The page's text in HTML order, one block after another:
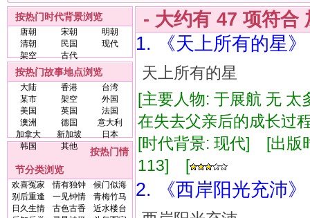
按热门时代背景浏览
唐朝 宋朝
明朝
清朝
民国
现代
架空
古代
按热门故事地点浏览
大陆 香港
台湾
某市
架空
外国
美国
英国
法国
澳洲
德国
意大利
加拿大
新加坡
日本
韩国
其他
按热门情
节分类浏览
欢喜冤家 情有独钟
候门似海
别后重逢
一见钟情
青梅竹马
日久生情
古色古香
近水楼台
- 大约有 47 项符合
1. 《天上所有的星》
天上所有的星
[主要人物: 于展航 无
在失去父亲后的成长
[时代背景: 现代] [出
113] [
2. 《西岸阳光充沛》